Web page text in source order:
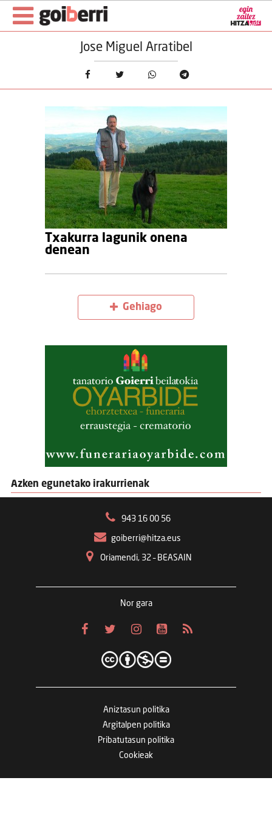
Jose Miguel Arratibel
Txakurra lagunik onena
denean
Gehiago
Azken egunetako irakurrienak
943 16 00 56
goiberri@hitza.eus
Oriamendi, 32 – BEASAIN
Nor gara
Aniztasun politika
Argitalpen politika
Pribatutasun politika
Cookieak